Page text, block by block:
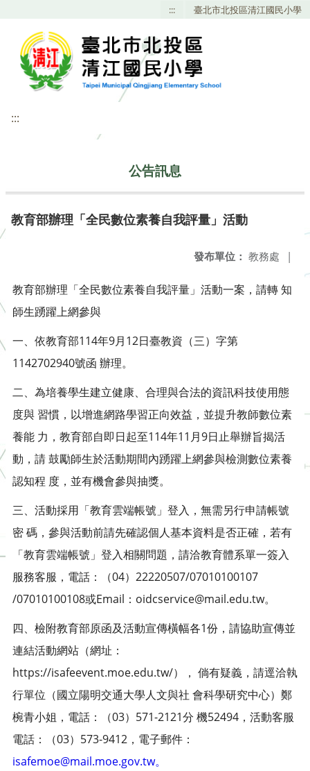
::: 臺北市北投區清江國民小學
:::
公告訊息
教育部辦理「全民數位素養自我評量」活動
發布單位： 教務處 |
教育部辦理「全民數位素養自我評量」活動一案，請轉 知
師生踴躍上網參與
一、依教育部114年9月12日臺教資（三）字第
1142702940號函 辦理。
二、為培養學生建立健康、合理與合法的資訊科技使用態
度與 習慣，以增進網路學習正向效益，並提升教師數位素
養能 力，教育部自即日起至114年11月9日止舉辦旨揭活
動，請 鼓勵師生於活動期間內踴躍上網參與檢測數位素養
認知程 度，並有機會參與抽獎。
三、活動採用「教育雲端帳號」登入，無需另行申請帳號
密 碼，參與活動前請先確認個人基本資料是否正確，若有
「教育雲端帳號」登入相關問題，請洽教育體系單一簽入
服務客服，電話：（04）22220507/07010100107
/07010100108或Email：oidcservice@mail.edu.tw。
四、檢附教育部原函及活動宣傳橫幅各1份，請協助宣傳並
連結活動網站（網址：
https://isafeevent.moe.edu.tw/）， 倘有疑義，請逕洽執
行單位（國立陽明交通大學人文與社 會科學研究中心）鄭
椀青小姐，電話：（03）571-2121分 機52494，活動客服
電話：（03）573-9412，電子郵件：
isafemoe@mail.moe.gov.tw。